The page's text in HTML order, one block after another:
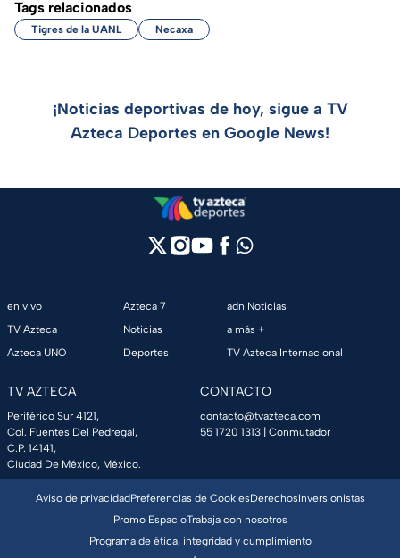
Tags relacionados
Tigres de la UANL Necaxa
¡Noticias deportivas de hoy, sigue a TV
Azteca Deportes en Google News!
en vivo
TV Azteca
Azteca UNO
Azteca 7
Noticias
Deportes
adn Noticias
a más +
TV Azteca Internacional
TV AZTECA
Periférico Sur 4121,
Col. Fuentes Del Pedregal,
C.P. 14141,
Ciudad De México, México.
CONTACTO
contacto@tvazteca.com
55 1720 1313 | Conmutador
Aviso de privacidadPreferencias de CookiesDerechosInversionistas
Promo EspacioTrabaja con nosotros
Programa de ética, integridad y cumplimiento